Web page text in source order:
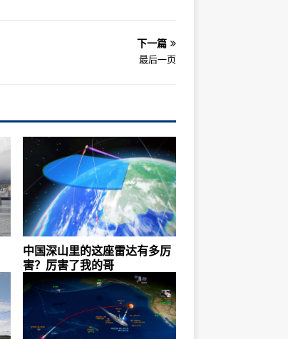
下一篇
最后一页
中国深山里的这座雷达有多厉
害？厉害了我的哥